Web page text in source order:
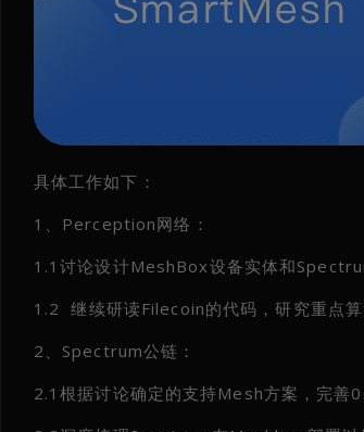
具体工作如下：
1、Perception网络：
1.1讨论设计MeshBox设备实体和
1.2 继续研读Filecoin的代码，研究重点算
2、Spectrum公链：
2.1根据讨论确定的支持Mesh方案，完善